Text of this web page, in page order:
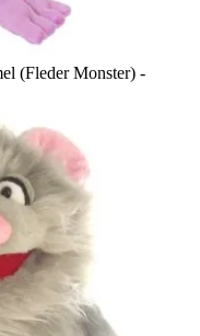
(Fleder Monster) -